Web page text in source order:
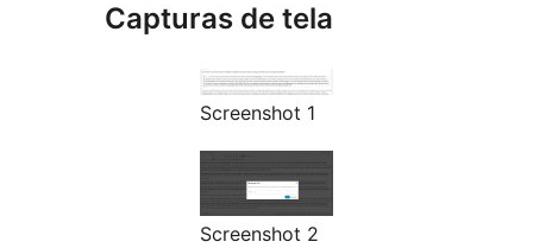
Capturas de tela
Screenshot 1
Screenshot 2